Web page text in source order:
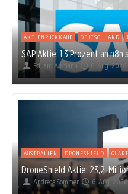
AKTIENRÜCKKAUF DEUTSCHLAND
SAP Aktie: 1,3 Prozent an
Eduard Altmann 6. Aug. 2026
AUSTRALIEN DRONESHIELD
DroneShield Aktie: 23,2-
Andreas Sommer 6. Aug. 2026